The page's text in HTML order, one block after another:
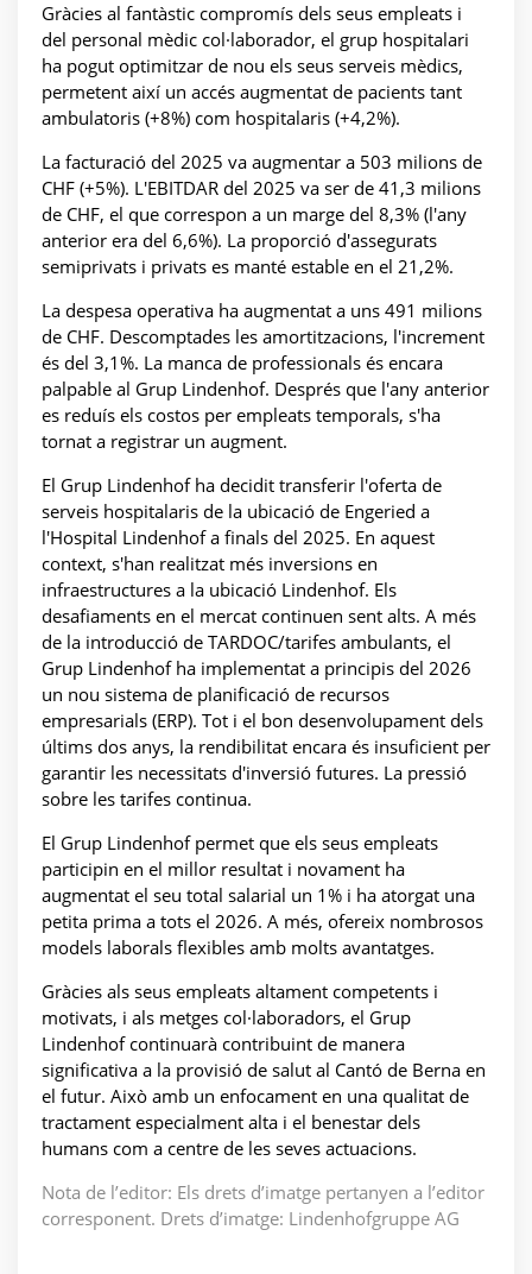
Gràcies al fantàstic compromís dels seus empleats i
del personal mèdic col·laborador, el grup hospitalari
ha pogut optimitzar de nou els seus serveis mèdics,
permetent així un accés augmentat de pacients tant
ambulatoris (+8%) com hospitalaris (+4,2%).
La facturació del 2025 va augmentar a 503 milions de
CHF (+5%). L'EBITDAR del 2025 va ser de 41,3 milions
de CHF, el que correspon a un marge del 8,3% (l'any
anterior era del 6,6%). La proporció d'assegurats
semiprivats i privats es manté estable en el 21,2%.
La despesa operativa ha augmentat a uns 491 milions
de CHF. Descomptades les amortitzacions, l'increment
és del 3,1%. La manca de professionals és encara
palpable al Grup Lindenhof. Després que l'any anterior
es reduís els costos per empleats temporals, s'ha
tornat a registrar un augment.
El Grup Lindenhof ha decidit transferir l'oferta de
serveis hospitalaris de la ubicació de Engeried a
l'Hospital Lindenhof a finals del 2025. En aquest
context, s'han realitzat més inversions en
infraestructures a la ubicació Lindenhof. Els
desafiaments en el mercat continuen sent alts. A més
de la introducció de TARDOC/tarifes ambulants, el
Grup Lindenhof ha implementat a principis del 2026
un nou sistema de planificació de recursos
empresarials (ERP). Tot i el bon desenvolupament dels
últims dos anys, la rendibilitat encara és insuficient per
garantir les necessitats d'inversió futures. La pressió
sobre les tarifes continua.
El Grup Lindenhof permet que els seus empleats
participin en el millor resultat i novament ha
augmentat el seu total salarial un 1% i ha atorgat una
petita prima a tots el 2026. A més, ofereix nombrosos
models laborals flexibles amb molts avantatges.
Gràcies als seus empleats altament competents i
motivats, i als metges col·laboradors, el Grup
Lindenhof continuarà contribuint de manera
significativa a la provisió de salut al Cantó de Berna en
el futur. Això amb un enfocament en una qualitat de
tractament especialment alta i el benestar dels
humans com a centre de les seves actuacions.
Nota de l’editor: Els drets d’imatge pertanyen a l’editor
corresponent. Drets d’imatge: Lindenhofgruppe AG